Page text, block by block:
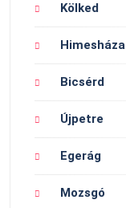
Kölked
Himesháza
Bicsérd
Újpetre
Egerág
Mozsgó